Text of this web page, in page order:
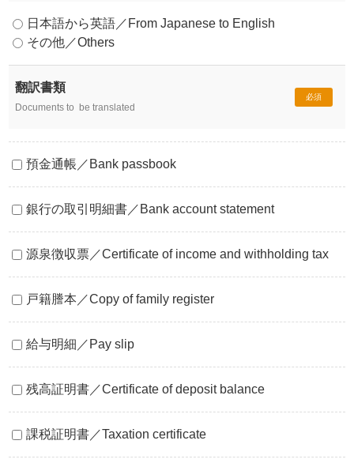
日本語から英語／From Japanese to English
その他／Others
翻訳書類
Documents to be translated
必須
預金通帳／Bank passbook
銀行の取引明細書／Bank account statement
源泉徴収票／Certificate of income and withholding tax
戸籍謄本／Copy of family register
給与明細／Pay slip
残高証明書／Certificate of deposit balance
課税証明書／Taxation certificate